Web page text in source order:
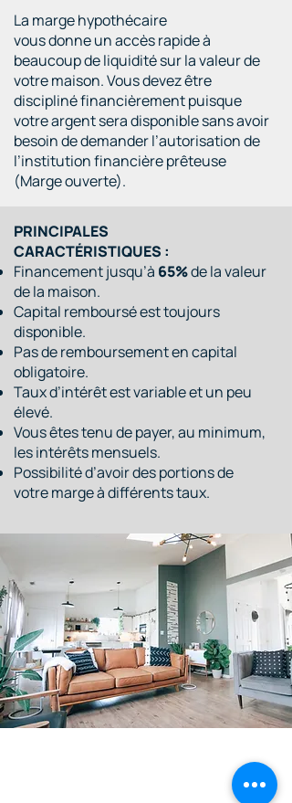
PRINCIPALES
CARACTÉRISTIQUES :
Financement jusqu’à 65%de la valeur
de la maison.
Capital remboursé est toujours
disponible.
Pas de remboursement en capital
obligatoire.
Taux d’intérêt est variable et un peu
élevé.
Vous êtes tenu de payer, au minimum,
les intérêts mensuels.
Possibilité d’avoir des portions de
votre marge à différents taux.
La marge hypothécaire
vous donne un accès rapide à
beaucoup de liquidité sur la valeur de
votre maison. Vous devez être
discipliné financièrement puisque
votre argent sera disponible sans avoir
besoin de demander l’autorisation de
l’institution financière prêteuse
(Marge ouverte).